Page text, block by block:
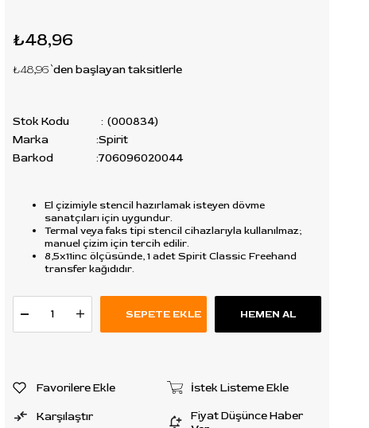
₺48,96
₺48,96`den başlayan taksitlerle
Stok Kodu
(000834)
Marka
:Spirit
Barkod
:706096020044
El çizimiyle stencil hazırlamak isteyen dövme
sanatçıları için uygundur.
Termal veya faks tipi stencil cihazlarıyla kullanılmaz;
manuel çizim için tercih edilir.
8,5x11inc ölçüsünde, 1 adet Spirit Classic Freehand
transfer kağıdıdır.
Favorilere Ekle İstek Listeme Ekle
Karşılaştır
Fiyat Düşünce Haber